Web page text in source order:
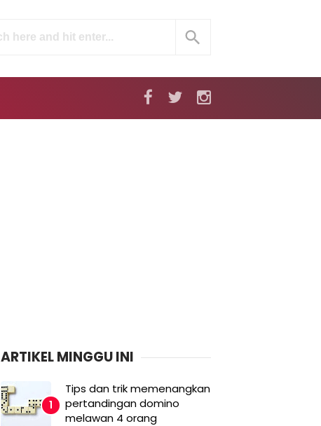
ARTIKEL MINGGU INI
Tips dan trik memenangkan
pertandingan domino
melawan 4 orang